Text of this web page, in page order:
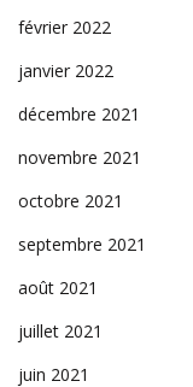
février 2022
janvier 2022
décembre 2021
novembre 2021
octobre 2021
septembre 2021
août 2021
juillet 2021
juin 2021